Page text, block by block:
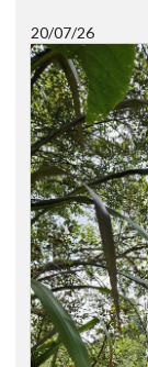
20/07/26